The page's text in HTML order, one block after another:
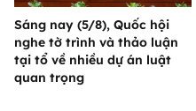
Sáng nay (5/8), Quốc hội
nghe tờ trình và thảo luận
tại tổ về nhiều dự án luật
quan trọng